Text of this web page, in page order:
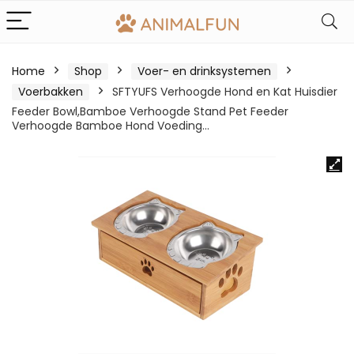
Home Shop
Voer- en drinksystemen
Voerbakken
SFTYUFS Verhoogde Hond en Kat Huisdier
Feeder Bowl,Bamboe Verhoogde Stand Pet Feeder
Verhoogde Bamboe Hond Voeding…